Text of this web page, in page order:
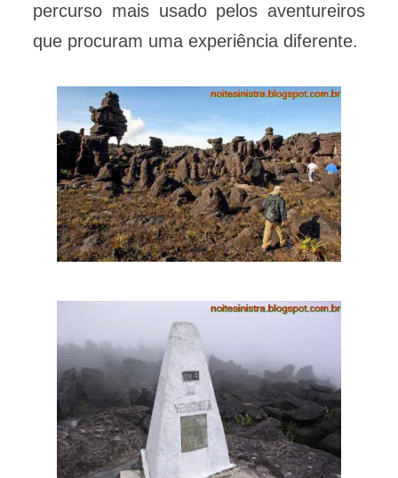
percurso mais usado pelos aventureiros
que procuram uma experiência diferente.